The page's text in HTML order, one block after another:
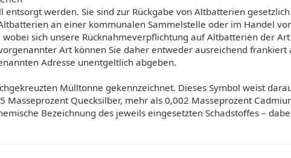
werden. Sie sind zur Rückgabe von Altbatterien
an einer kommunalen Sammelstelle oder im Handel
sich unsere Rücknahmeverpflichtung auf Altbatterien der
Art können Sie daher entweder ausreichend frankiert
Adresse unentgeltlich abgeben.
Mülltonne gekennzeichnet. Dieses Symbol weist
Masseprozent Quecksilber, mehr als 0,002 Masseprozent
Bezeichnung des jeweils eingesetzten Schadstoffes –